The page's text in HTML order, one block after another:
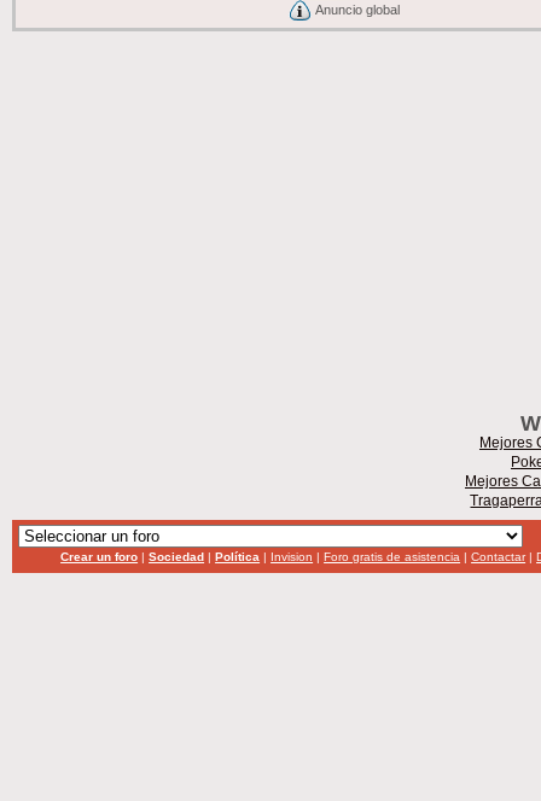
Anuncio global
Mejores
Mejores
Crear un foro |Sociedad Política Invision Foro gratis de asistencia |Contactar|